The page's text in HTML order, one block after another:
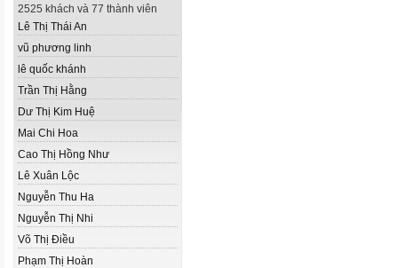
2525 khách và 77 thành viên
Lê Thị Thái An
vũ phương linh
lê quốc khánh
Trần Thị Hằng
Dư Thị Kim Huệ
Mai Chi Hoa
Cao Thị Hồng Như
Lê Xuân Lộc
Nguyễn Thu Ha
Nguyễn Thị Nhi
Võ Thị Điều
Phạm Thị Hoàn